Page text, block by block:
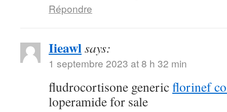
Répondre
Iieawlsays:
1 septembre 2023 at 8 h 32 min
fludrocortisone genericflorinef
loperamide for sale